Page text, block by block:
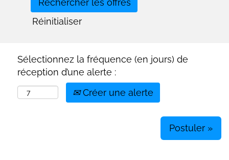
Réinitialiser
Sélectionnez la fréquence (en jours) de
réception d’une alerte :
Créer une alerte
Postuler »